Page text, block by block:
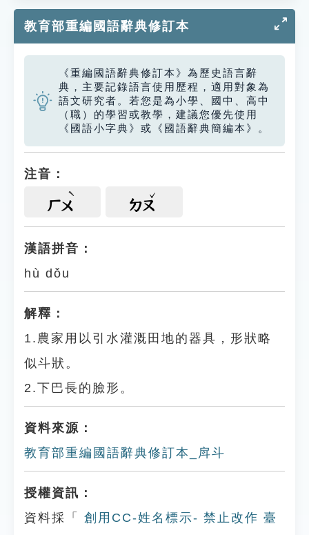
教育部重編國語辭典修訂本
《重編國語辭典修訂本》為歷史語言辭
典，主要記錄語言使用歷程，適用對象為
語文研究者。若您是為小學、國中、高中
（職）的學習或教學，建議您優先使用
《國語小字典》或《國語辭典簡編本》。
注音：
ㄏㄨ ㄉㄡ
漢語拼音：
hù dǒu
解釋：
1.農家用以引水灌溉田地的器具，形狀略
似斗狀。
2.下巴長的臉形。
資料來源：
教育部重編國語辭典修訂本_戽斗
授權資訊：
資料採「
創用CC-姓名標示- 禁止改作 臺